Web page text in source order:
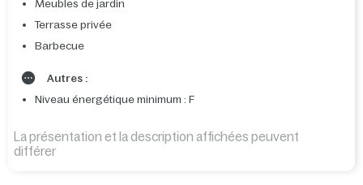
Meubles de jardin
Terrasse privée
Barbecue
Autres :
Niveau énergétique minimum : F
La présentation et la description affichées peuvent
différer